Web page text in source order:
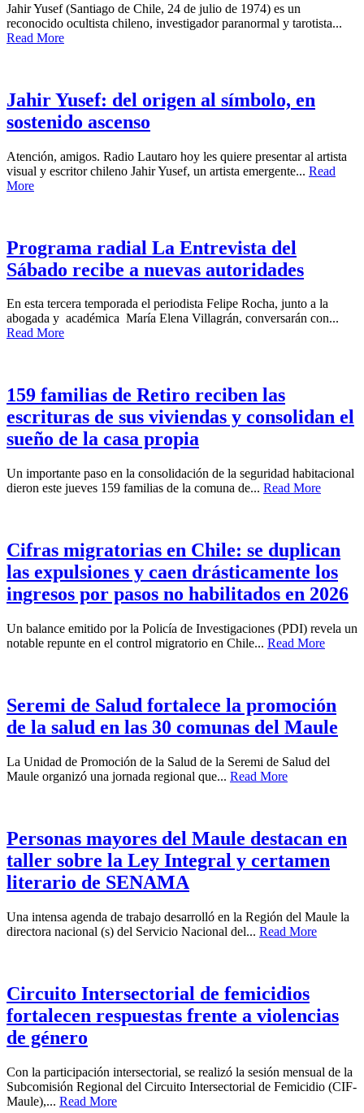
Jahir Yusef (Santiago de Chile, 24 de julio de 1974) es un
reconocido ocultista chileno, investigador paranormal y tarotista...
Read More
Jahir Yusef: del origen al símbolo, en
sostenido ascenso
Atención, amigos. Radio Lautaro hoy les quiere presentar al artista
visual y escritor chileno Jahir Yusef, un artista emergente... Read
More
Programa radial La Entrevista del
Sábado recibe a nuevas autoridades
En esta tercera temporada el periodista Felipe Rocha, junto a la
abogada y académica María Elena Villagrán, conversarán con...
Read More
159 familias de Retiro reciben las
escrituras de sus viviendas y consolidan el
sueño de la casa propia
Un importante paso en la consolidación de la seguridad habitacional
dieron este jueves 159 familias de la comuna de... Read More
Cifras migratorias en Chile: se duplican
las expulsiones y caen drásticamente los
ingresos por pasos no habilitados en 2026
Un balance emitido por la Policía de Investigaciones (PDI) revela un
notable repunte en el control migratorio en Chile... Read More
Seremi de Salud fortalece la promoción
de la salud en las 30 comunas del Maule
La Unidad de Promoción de la Salud de la Seremi de Salud del
Maule organizó una jornada regional que... Read More
Personas mayores del Maule destacan en
taller sobre la Ley Integral y certamen
literario de SENAMA
Una intensa agenda de trabajo desarrolló en la Región del Maule la
directora nacional (s) del Servicio Nacional del... Read More
Circuito Intersectorial de femicidios
fortalecen respuestas frente a violencias
de género
Con la participación intersectorial, se realizó la sesión mensual de la
Subcomisión Regional del Circuito Intersectorial de Femicidio (CIF-
Maule),... Read More